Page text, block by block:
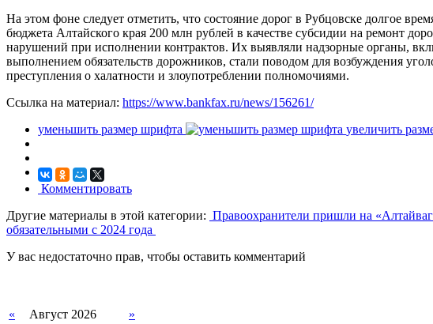
На этом фоне следует отметить, что состояние дорог в Рубцовске долгое
бюджета Алтайского края 200 млн рублей в качестве субсидии на ремонт
нарушений при исполнении контрактов. Их выявляли надзорные органы,
выполнением обязательств дорожников, стали поводом для возбуждения
преступления о халатности и злоупотреблении полномочиями.
Ссылка на материал: https://www.bankfax.ru/news/156261/
уменьшить размер шрифта
увеличить
Комментировать
Другие материалы в этой категории: Правоохранители пришли на
обязательными с 2024 года
У вас недостаточно прав, чтобы оставить комментарий
« Август 2026 »